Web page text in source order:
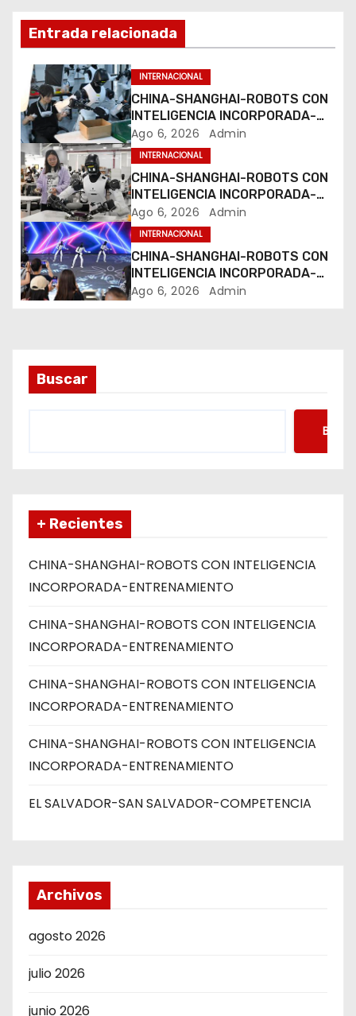
i
ó
n
d
e
e
n
t
r
Entrada relacionada
INTERNACIONAL
CHINA-SHANGHAI-ROBOTS CON
INTELIGENCIA INCORPORADA-
ENTRENAMIENTO
Ago 6, 2026 Admin
INTERNACIONAL
CHINA-SHANGHAI-ROBOTS CON
INTELIGENCIA INCORPORADA-
ENTRENAMIENTO
Ago 6, 2026 Admin
INTERNACIONAL
CHINA-SHANGHAI-ROBOTS CON
INTELIGENCIA INCORPORADA-
ENTRENAMIENTO
Ago 6, 2026 Admin
Buscar
+ Recientes
CHINA-SHANGHAI-ROBOTS CON INTELIGENCIA
INCORPORADA-ENTRENAMIENTO
CHINA-SHANGHAI-ROBOTS CON INTELIGENCIA
INCORPORADA-ENTRENAMIENTO
CHINA-SHANGHAI-ROBOTS CON INTELIGENCIA
INCORPORADA-ENTRENAMIENTO
CHINA-SHANGHAI-ROBOTS CON INTELIGENCIA
INCORPORADA-ENTRENAMIENTO
EL SALVADOR-SAN SALVADOR-COMPETENCIA
Archivos
agosto 2026
julio 2026
junio 2026